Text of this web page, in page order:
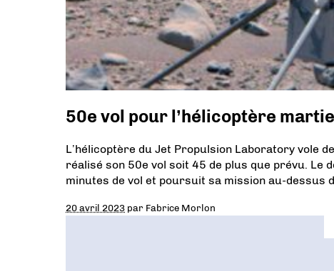
50e vol pour l’hélicoptère
L’hélicoptère du Jet Propulsion Laboratory vole
réalisé son 50e vol soit 45 de plus que prévu. Le
minutes de vol et poursuit sa mission au-dessus
20 avril 2023 par Fabrice Morlon